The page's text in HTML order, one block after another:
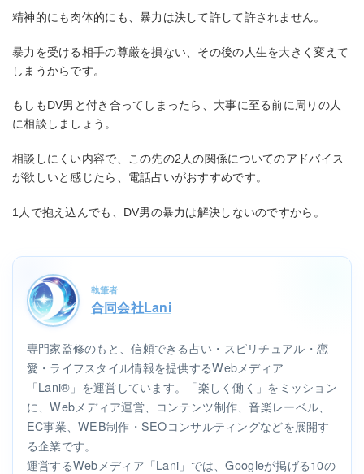
精神的にも肉体的にも、暴力は決して許して許されません。
暴力を受ける相手の尊厳を損ない、その後の人生を大きく変えて
しまうからです。
もしもDV男と付き合ってしまったら、大事に至る前に周りの人
に相談しましょう。
相談しにくい内容で、この先の2人の関係についてのアドバイス
が欲しいと感じたら、電話占いがおすすめです。
1人で抱え込んでも、DV男の暴力は解決しないのですから。
執筆者
合同会社Lani
専門家監修のもと、信頼できる占い・スピリチュアル・恋
愛・ライフスタイル情報を提供するWebメディア
「Lani®」を運営しています。「楽しく働く」をミッション
に、Webメディア運営、コンテンツ制作、音楽レーベル、
EC事業、WEB制作・SEOコンサルティングなどを展開す
る企業です。
運営するWebメディア「Lani」では、Googleが掲げる10の